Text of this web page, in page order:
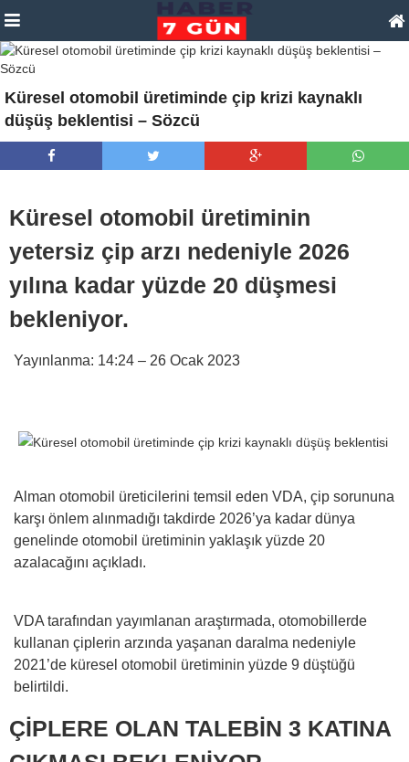
Küresel otomobil üretiminde çip krizi kaynaklı
düşüş beklentisi – Sözcü
Küresel otomobil üretiminin
yetersiz çip arzı nedeniyle 2026
yılına kadar yüzde 20 düşmesi
bekleniyor.
Yayınlanma: 14:24 – 26 Ocak 2023
Alman otomobil üreticilerini temsil eden VDA, çip sorununa
karşı önlem alınmadığı takdirde 2026’ya kadar dünya
genelinde otomobil üretiminin yaklaşık yüzde 20
azalacağını açıkladı.
VDA tarafından yayımlanan araştırmada, otomobillerde
kullanan çiplerin arzında yaşanan daralma nedeniyle
2021’de küresel otomobil üretiminin yüzde 9 düştüğü
belirtildi.
ÇİPLERE OLAN TALEBİN 3 KATINA